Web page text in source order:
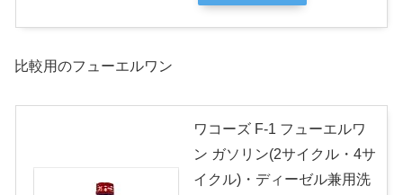
比較用のフューエルワン
ワコーズ F-1 フューエルワ
ン ガソリン(2サイクル・4サ
イクル)・ディーゼル兼用洗